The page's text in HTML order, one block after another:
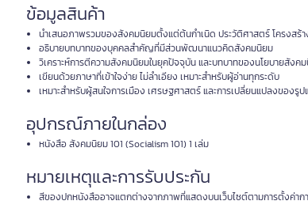
ข้อมูลสินค้า
นำเสนอภาพรวมของสังคมนิยมตั้งแต่ต้นกำเนิด ประวัติศาสตร์ โครงสร้
อธิบายบทบาทของบุคคลสำคัญที่มีส่วนพัฒนาแนวคิดสังคมนิยม
วิเคราะห์การตีความสังคมนิยมในยุคปัจจุบัน และบทบาทของนโยบายสังค
เขียนด้วยภาษาที่เข้าใจง่าย ไม่ลำเอียง เหมาะสำหรับผู้อ่านทุกระดับ
เหมาะสำหรับผู้สนใจการเมือง เศรษฐศาสตร์ และการเปลี่ยนแปลงของรู
อุปกรณ์ภายในกล่อง
หนังสือ สังคมนิยม 101 (Socialism 101) 1 เล่ม
หมายเหตุและการรับประกัน
สีของปกหนังสืออาจแตกต่างจากภาพที่แสดงบนเว็บไซต์ตามการตั้งค่า